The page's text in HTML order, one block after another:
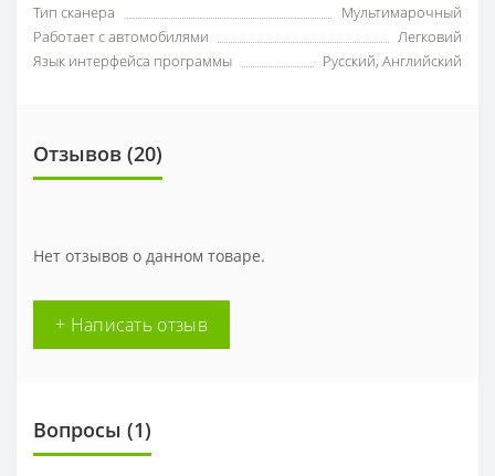
Тип сканера
Мультимарочный
Работает с автомобилями
Легковий
Язык интерфейса программы
Русский, Английский
Отзывов (20)
Нет отзывов о данном товаре.
+ Написать отзыв
Вопросы (1)